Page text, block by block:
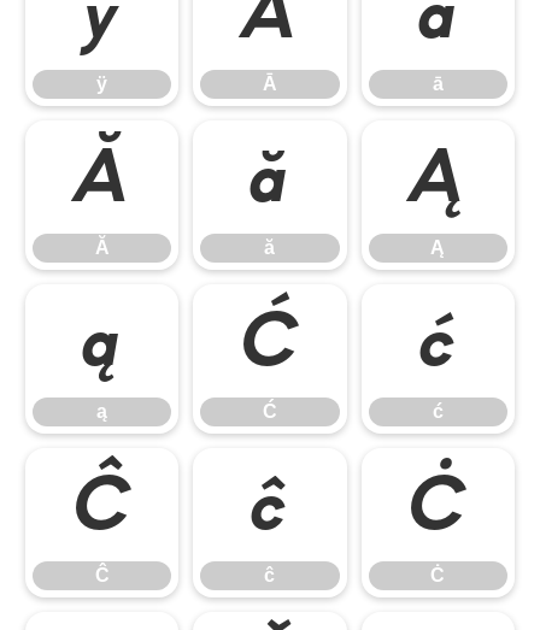
ÿ
ÿ
Ā
Ā
ā
ā
Ă
Ă
ă
ă
Ą
Ą
ą
ą
Ć
Ć
ć
ć
Ĉ
Ĉ
ĉ
ĉ
Ċ
Ċ